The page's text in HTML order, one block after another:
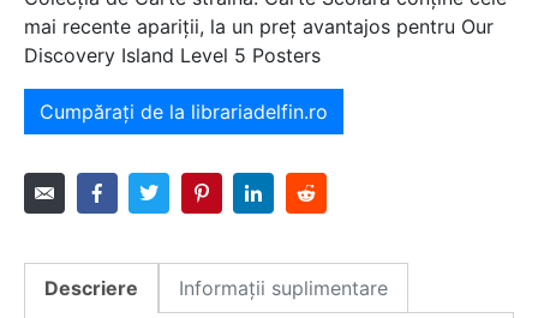
mai recente apariții, la un preț avantajos pentru Our
Discovery Island Level 5 Posters
Cumpărați de la librariadelfin.ro
Descriere Informații suplimentare